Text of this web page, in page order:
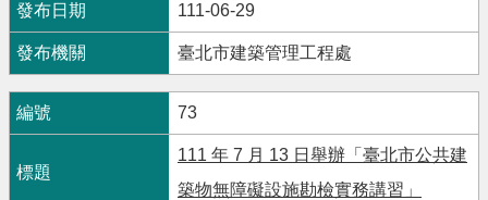
111-06-29
臺北市建築管理工程處
73
111 年 7 月 13 日舉辦「臺北市公共建
築物無障礙設施勘檢實務講習」